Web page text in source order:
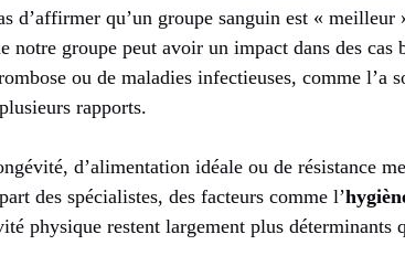
d’affirmer qu’un groupe sanguin est «
notre groupe peut avoir un impact dans des
ou de maladies infectieuses, comme l’a
rapports.
d’alimentation idéale ou de résistance
des spécialistes, des facteurs comme l’
physique restent largement plus déterminants